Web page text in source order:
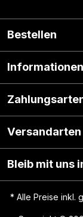
Bestellen
Informationen
Versandarten
Bleib mit uns
* Alle Preise inkl.